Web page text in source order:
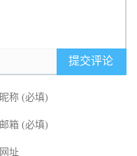
提交评论
昵称 (必填)
邮箱 (必填)
网址